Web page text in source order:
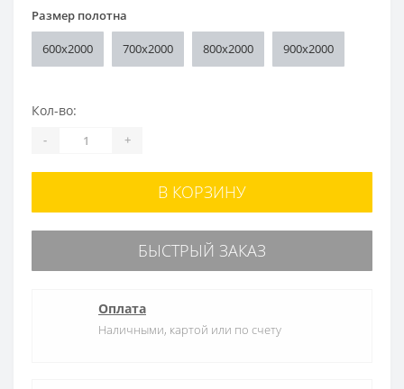
Размер полотна
600x2000 700x2000 800x2000 900x2000
Кол-во:
- +
В КОРЗИНУ
БЫСТРЫЙ ЗАКАЗ
Оплата
Наличными, картой или по счету